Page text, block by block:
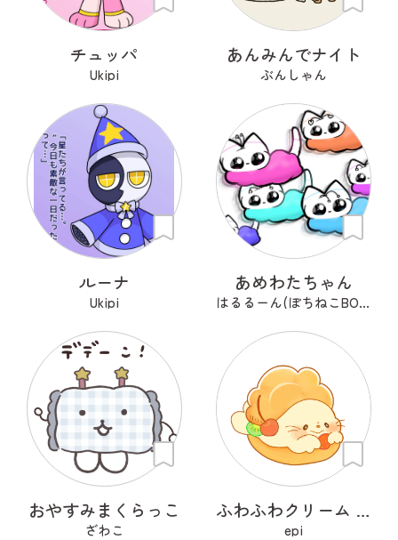
チュッパ
Ukipi
あんみんでナイト
ぶんしゃん
ルーナ
Ukipi
あめわたちゃん
はるるーん(ぽちねこBOOKS)
おやすみまくらっこ
ざわこ
ふわふわクリーム あざらシュー
epi